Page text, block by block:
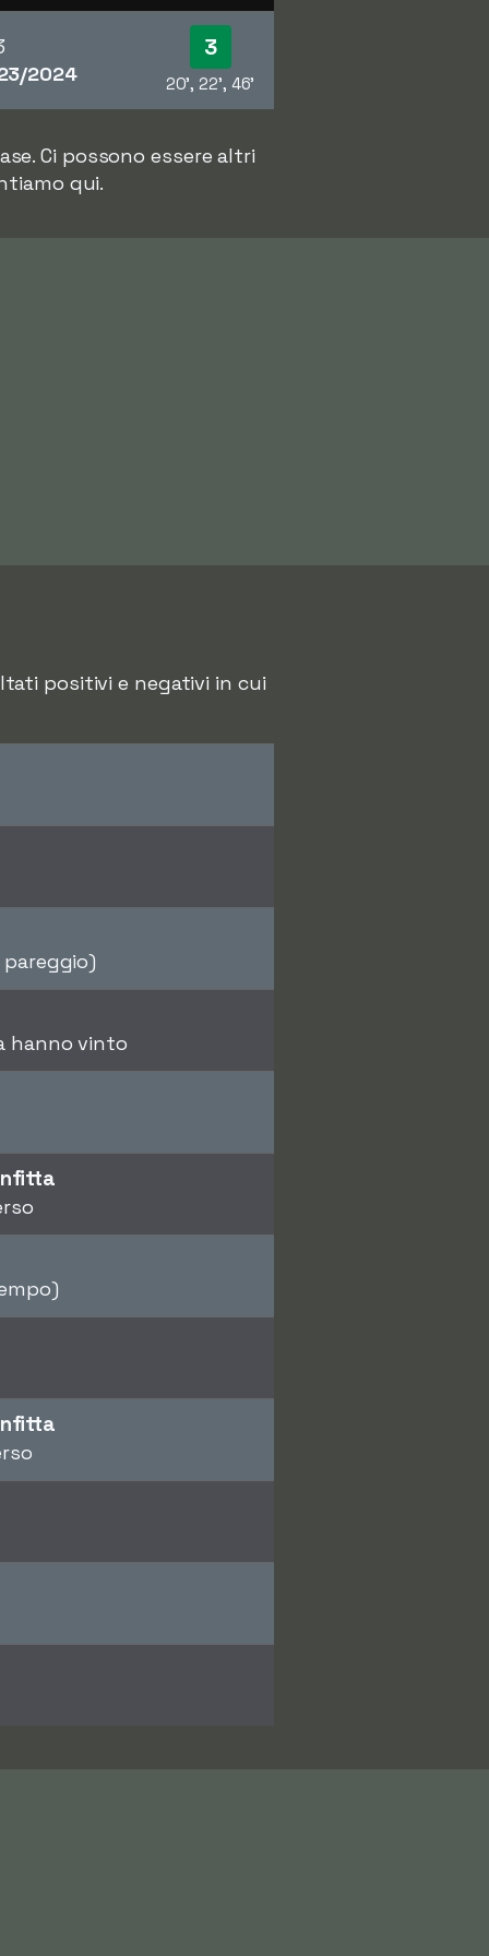
2024
3
20', 22', 46'
Ci possono essere altri
qui.
positivi e negativi in cui
hanno vinto